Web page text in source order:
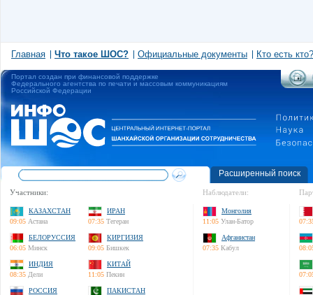
Главная Что такое ШОС? Официальные документы Кто есть кто?
Портал создан при финансовой поддержке
Федерального агентства по печати и массовым коммуникациям
Российской Федерации
Расширенный поиск
Участники:
КАЗАХСТАН
09:05 Астана
ИРАН
07:35 Тегеран
БЕЛОРУССИЯ
06:05 Минск
КИРГИЗИЯ
09:05 Бишкек
ИНДИЯ
08:35 Дели
КИТАЙ
11:05 Пекин
РОССИЯ
ПАКИСТАН
Наблюдатели:
Монголия
11:05 Улан-Батор
Афганистан
07:35 Кабул